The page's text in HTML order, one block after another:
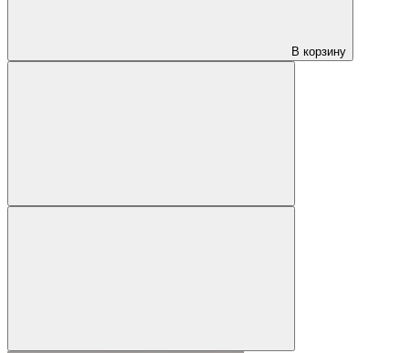
В корзину